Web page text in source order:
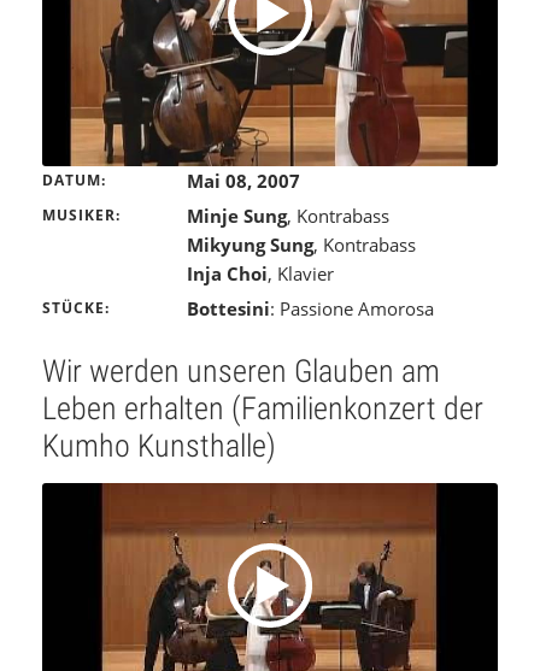
DATUM Mai 08, 2007
MUSIKER Minje Sung, Kontrabass
Mikyung Sung, Kontrabass
Inja Choi, Klavier
STÜCKE Bottesini: Passione Amorosa
Wir werden unseren Glauben am
Leben erhalten (Familienkonzert der
Kumho Kunsthalle)